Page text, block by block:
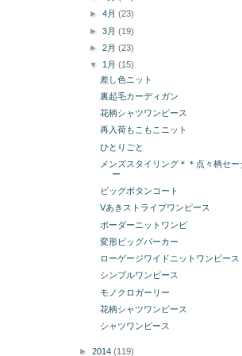
►4月(23)
►3月(19)
►2月(23)
▼ 1月(15)
差し色ニット
裏起毛カーディガン
花柄シャツワンピース
再入荷もこもこニット
ひとりごと
メンズスタイリング＊＊点々柄セー
ー
ビッグボタンコート
Vあきストライプワンピース
ボーダーニットワンピ
変形ビッグパーカー
ローゲージワイドニットワンピース
シンプルワンピース
モノクロガーリー
花柄シャツワンピース
シャツワンピース
► 2014 (119)